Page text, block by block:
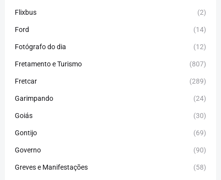
Flixbus (2)
Ford (14)
Fotógrafo do dia (12)
Fretamento e Turismo (807)
Fretcar (289)
Garimpando (24)
Goiás (30)
Gontijo (69)
Governo (90)
Greves e Manifestações (58)